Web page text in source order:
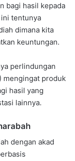
bagi hasil kepada
ini tentunya
dimana kita
keuntungan.
perlindungan
mengingat produk
hasil yang
lainnya.
dengan akad